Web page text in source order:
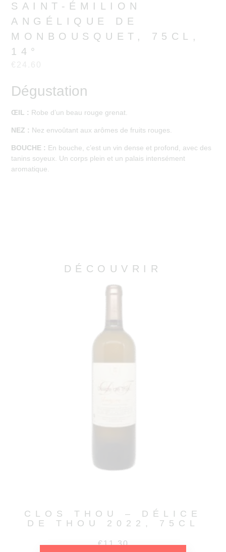
SAINT-ÉMILION
ANGÉLIQUE DE
MONBOUSQUET, 75CL,
14°
Dégustation
ŒIL : Robe d’un beau rouge grenat.
NEZ : Nez envoûtant aux arômes de fruits rouges.
BOUCHE : En bouche, c’est un vin dense et profond, avec des
tanins soyeux. Un corps plein et un palais intensément
aromatique.
DÉCOUVRIR
CLOS THOU – DÉLICE
DE THOU 2022, 75CL
€11.30